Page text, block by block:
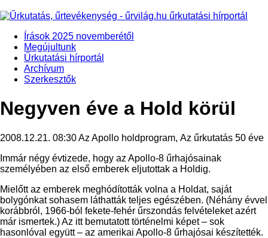
Írások 2025 novemberétől
Megújultunk
Űrkutatási hírportál
Archívum
Szerkesztők
Negyven éve a Hold körül
2008.12.21. 08:30Az Apollo holdprogram, Az űrkutatás 50 éve
Immár négy évtizede, hogy az Apollo-8 űrhajósainak
személyében az első emberek eljutottak a Holdig.
Mielőtt az emberek meghódították volna a Holdat, saját
bolygónkat sohasem láthatták teljes egészében. (Néhány évvel
korábbról, 1966-ból fekete-fehér űrszondás felvételeket azért
már ismertek.) Az itt bemutatott történelmi képet – sok
hasonlóval együtt – az amerikai Apollo-8 űrhajósai készítették.